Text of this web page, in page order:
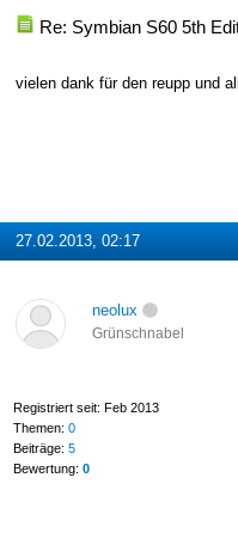
Re: Symbian S60 5th
vielen dank für den reupp und
27.02.2013, 02:17
neolux
Grünschnabel
Registriert seit: Feb 2013
Themen: 0
Beiträge: 5
Bewertung: 0